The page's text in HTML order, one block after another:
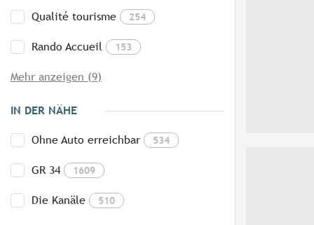
Qualité tourisme 254
Rando Accueil 153
Mehr anzeigen (9)
IN DER NÄHE
Ohne Auto erreichbar 534
GR 34 1609
Die Kanäle 510